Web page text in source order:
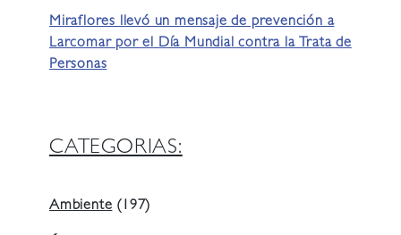
Miraflores llevó un mensaje de prevención a
Larcomar por el Día Mundial contra la Trata de
Personas
CATEGORIAS:
Ambiente (197)